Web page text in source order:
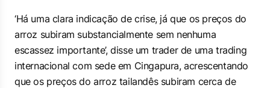
‘Há uma clara indicação de crise, já que os preços do
arroz subiram substancialmente sem nenhuma
escassez importante’, disse um trader de uma trading ​
internacional com sede em Cingapura, acrescentando
que os preços do arroz tailandês subiram cerca de